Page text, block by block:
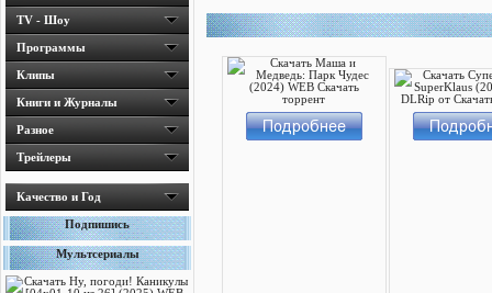
TV - Шоу
Программы
Клипы
Книги и Журналы
Разное
Трейлеры
Качество и Год
Подпишись
Мультсериалы